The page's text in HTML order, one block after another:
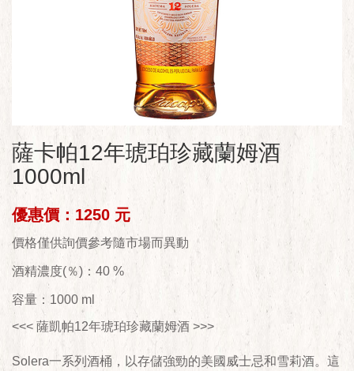
薩卡帕12年琥珀珍藏蘭姆酒
1000ml
優惠價：1250 元
價格僅供詢價參考隨市場而異動
酒精濃度(％)：40 %
容量：1000 ml
<<< 薩凱帕12年琥珀珍藏蘭姆酒 >>>
Solera一系列酒桶，以存儲強勁的美國威士忌和雪莉酒。這